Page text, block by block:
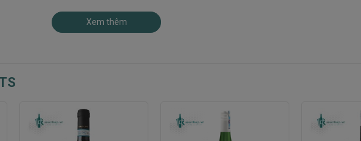
được làm từ 100% giống nho Sauvignon Blanc
thế giới, có nguồn gốc từ vùng
nằm ở khu vực
hiện cẩn trọng và theo tiêu chuẩn quốc tế:
Xem thêm